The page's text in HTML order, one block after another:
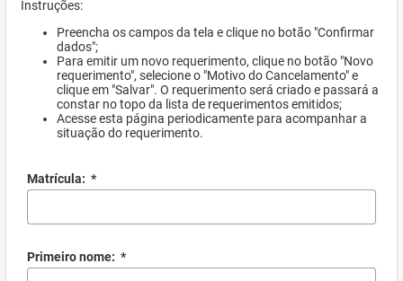
Instruções:
Preencha os campos da tela e clique no botão "Confirmar
dados";
Para emitir um novo requerimento, clique no botão "Novo
requerimento", selecione o "Motivo do Cancelamento" e
clique em "Salvar". O requerimento será criado e passará a
constar no topo da lista de requerimentos emitidos;
Acesse esta página periodicamente para acompanhar a
situação do requerimento.
Matrícula: *
Primeiro nome: *